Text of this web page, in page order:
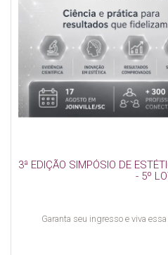
3ª EDIÇÃO SIMPÓSIO DE
- 5º
Garanta seu ingresso e viva